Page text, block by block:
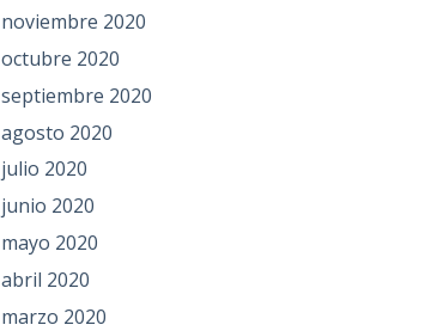
noviembre 2020
octubre 2020
septiembre 2020
agosto 2020
julio 2020
junio 2020
mayo 2020
abril 2020
marzo 2020